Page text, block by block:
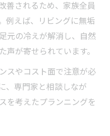
善されるため、家族全員
例えば、リビングに無垢
元の冷えが解消し、自然
が寄せられています。
スやコスト面で注意が必
、専門家と相談しなが
を考えたプランニングを